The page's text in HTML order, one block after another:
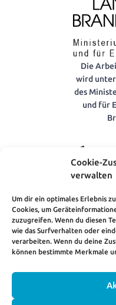
Cookie-
verwalten
Um dir ein optimales Erlebnis
Cookies, um
zuzugreifen. Wenn du diesen
wie das Surfverhalten oder
verarbeiten. Wenn du deine
können bestimmte Merkmale
Die
wird
des
und für